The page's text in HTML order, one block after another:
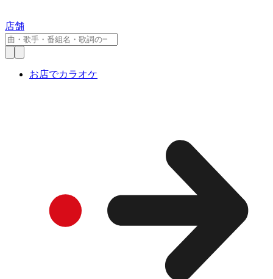
店舗
お店でカラオケ